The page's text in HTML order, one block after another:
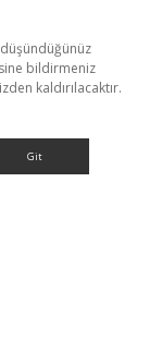
bildirmeniz
kaldırılacaktır.